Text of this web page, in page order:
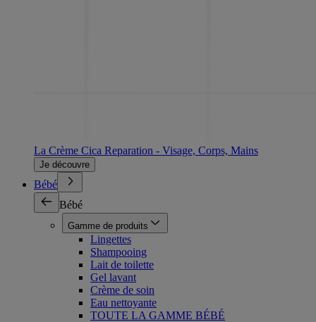
La Crème Cica Reparation - Visage, Corps, Mains
Je découvre
Bébé
Bébé
Gamme de produits
Lingettes
Shampooing
Lait de toilette
Gel lavant
Crème de soin
Eau nettoyante
TOUTE LA GAMME BÉBÉ